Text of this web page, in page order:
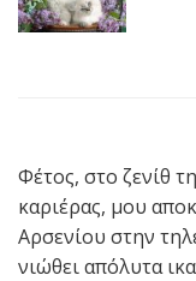
Φέτος, στο ζενίθ
καριέρας, μου
Αρσενίου στην
νιώθει απόλυτα